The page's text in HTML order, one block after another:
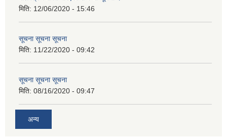
मिति: 12/06/2020 - 15:46
सूचना सूचना सूचना
मिति: 11/22/2020 - 09:42
सूचना सूचना सूचना
मिति: 08/16/2020 - 09:47
अन्य